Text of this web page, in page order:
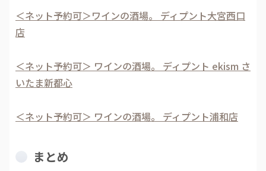
＜ネット予約可＞ワインの酒場。 ディプント大宮西口
店
＜ネット予約可＞ ワインの酒場。 ディプント ekism さ
いたま新都心
＜ネット予約可＞ ワインの酒場。 ディプント浦和店
まとめ